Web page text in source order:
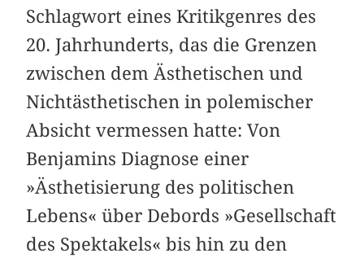
Schlagwort eines K­ritikgenres des
20. Jahrhunderts, das die Grenzen
zwischen dem Ästhetischen und
Nichtästhetischen in polemischer
Absicht vermessen hatte: Von
Benjamins Diagnose einer
»Ästhetisierung des politischen
Lebens« über Debords »Gesellschaft
des Spektakels« bis hin zu den